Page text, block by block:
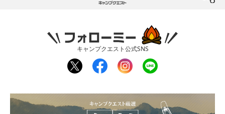
キャンプクエスト公式SNS
twit
ter
fac
ebo
inst
agr
line